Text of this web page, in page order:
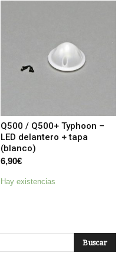
Q500 / Q500+ Typhoon –
LED delantero + tapa
(blanco)
6,90€
Hay existencias